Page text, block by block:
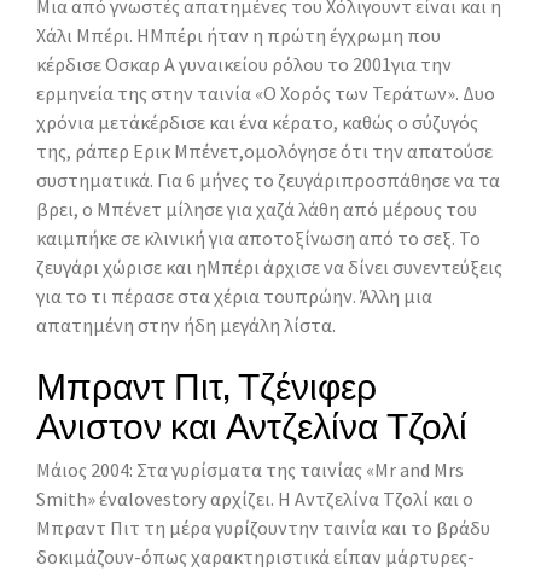
Μια από γνωστές απατημένες του Χόλιγουντ είναι και η
Χάλι Μπέρι. ΗΜπέρι ήταν η πρώτη έγχρωμη που
κέρδισε Οσκαρ Α γυναικείου ρόλου το 2001για την
ερμηνεία της στην ταινία «Ο Χορός των Τεράτων». Δυο
χρόνια μετάκέρδισε και ένα κέρατο, καθώς ο σύζυγός
της, ράπερ Ερικ Μπένετ,ομολόγησε ότι την απατούσε
συστηματικά. Για 6 μήνες το ζευγάριπροσπάθησε να τα
βρει, ο Μπένετ μίλησε για χαζά λάθη από μέρους του
καιμπήκε σε κλινική για αποτοξίνωση από το σεξ. Το
ζευγάρι χώρισε και ηΜπέρι άρχισε να δίνει συνεντεύξεις
για το τι πέρασε στα χέρια τουπρώην. Άλλη μια
απατημένη στην ήδη μεγάλη λίστα.
Μπραντ Πιτ, Τζένιφερ
Ανιστον και Αντζελίνα Τζολί
Μάιος 2004: Στα γυρίσματα της ταινίας «Mr and Mrs
Smith» έναlovestory αρχίζει. Η Αντζελίνα Τζολί και ο
Μπραντ Πιτ τη μέρα γυρίζουντην ταινία και το βράδυ
δοκιμάζουν-όπως χαρακτηριστικά είπαν μάρτυρες-